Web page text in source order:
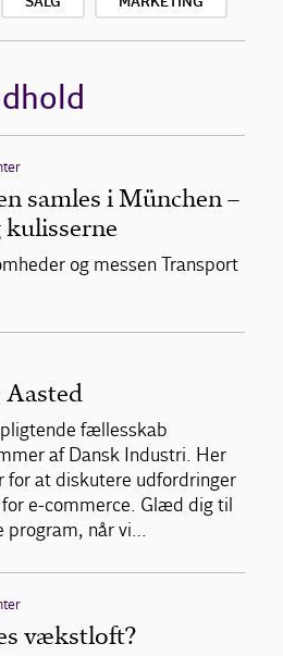
samles i München –
kulisserne
og messen Transport
Aasted
fællesskab
af Dansk Industri. Her
for at diskutere udfordringer
e-commerce. Glæd dig til
program, når vi…
vækstloft?